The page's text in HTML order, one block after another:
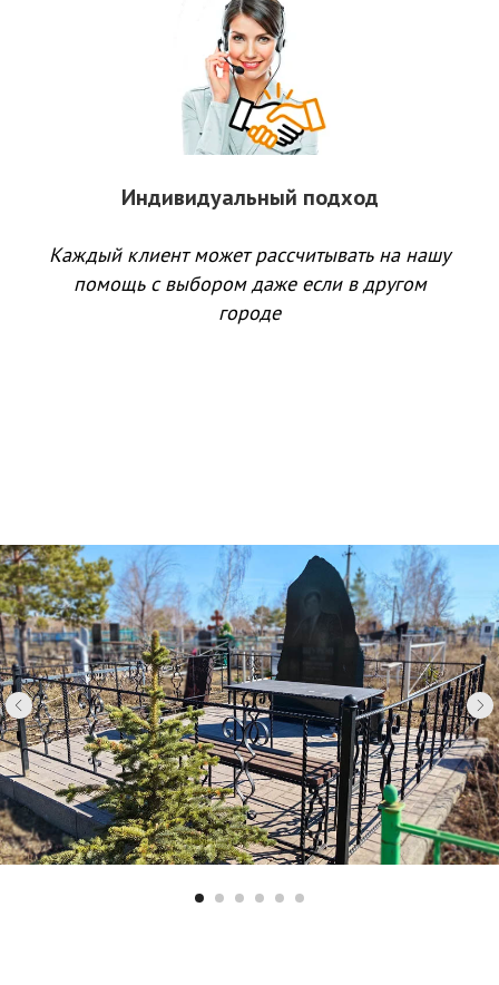
Индивидуальный подход
Каждый клиент может рассчитывать на нашу
помощь с выбором даже если в другом
городе